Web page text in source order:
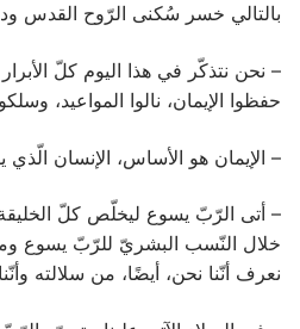
بالتالي خسر سُكنى الرّوح القدس
– نحن نتذكّر في هذا اليوم كلّ الأبرار
حفظوا الإيمان، نالوا المواعيد،
– الإيمان هو الأساس، الإنسان
– أتى الرّبّ يسوع ليخلّص كلّ الخليقة.
خلال النّسب البشريّ للرّبّ يسوع
نعرف أنّنا نحن، أيضًا، من سلالته